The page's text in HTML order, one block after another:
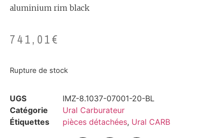
aluminium rim black
741,01€
Rupture de stock
UGS
IMZ-8.1037-07001-20-BL
Catégorie
Ural Carburateur
Étiquettes
pièces détachées, Ural CARB